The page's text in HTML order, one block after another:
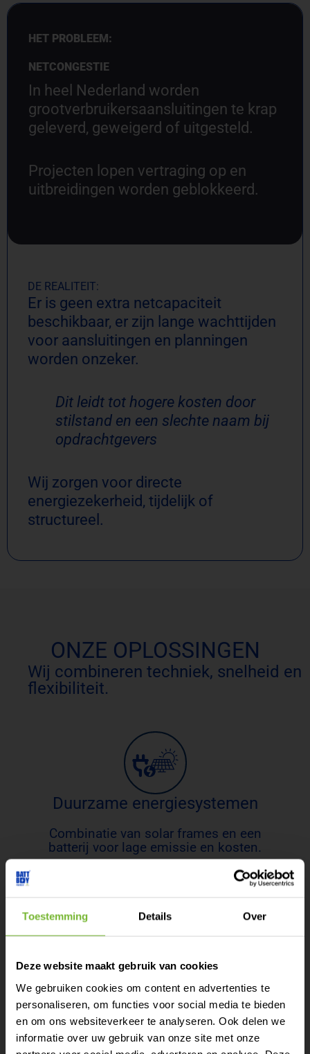
Toestemming Details Over
Deze website maakt gebruik van cookies
We gebruiken cookies om content en advertenties te
personaliseren, om functies voor social media te bieden
en om ons websiteverkeer te analyseren. Ook delen we
informatie over uw gebruik van onze site met onze
HET PROBLEEM:
NETCONGESTIE
In heel Nederland worden
grootverbruikersaansluitingen te krap
geleverd, geweigerd of uitgesteld.
Projecten lopen vertraging op en
uitbreidingen worden geblokkeerd.
DE REALITEIT:
Er is geen extra netcapaciteit
beschikbaar, er zijn lange wachttijden
voor aansluitingen en planningen
worden onzeker.
Dit leidt tot hogere kosten door
stilstand en een slechte naam bij
opdrachtgevers
Wij zorgen voor directe
energiezekerheid, tijdelijk of
structureel.
ONZE OPLOSSINGEN
Wij combineren techniek, snelheid en
flexibiliteit.
Duurzame energiesystemen
Combinatie van solar frames en een
batterij voor lage emissie en kosten.
Batterijopslag
Peak shaving, netontlasting en tijdelijke
overbrugging.
Tijdelijk extra
vermogen nodig?
Huur of lease eenvoudig
een batterij voor elk
project.